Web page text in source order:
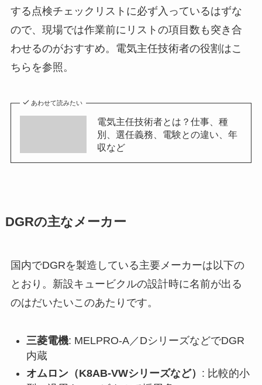
する点検チェックリストに必ず入っているはずな
ので、現場では作業前にリストの項目数も突き合
わせるのがおすすめ。電気主任技術者の役割はこ
ちらを参照。
あわせて読みたい
電気主任技術者とは？仕事、種
別、選任義務、電験との違い、年
収など
DGRの主なメーカー
国内でDGRを製造している主要メーカーは以下の
とおり。新設キュービクルの設計時に名前が出る
のはだいたいこのあたりです。
三菱電機: MELPRO-A／DシリーズなどでDGR
内蔵
オムロン（K8AB-VWシリーズなど） : 比較的小